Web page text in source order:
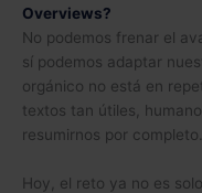
Overviews?
No podemos frenar el
sí podemos adaptar
orgánico no está en
textos tan útiles,
resumirnos por completo.
Hoy, el reto ya no es